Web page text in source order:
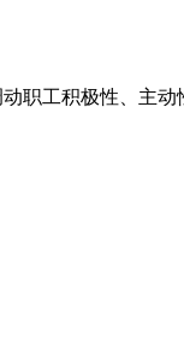
职工积极性、主